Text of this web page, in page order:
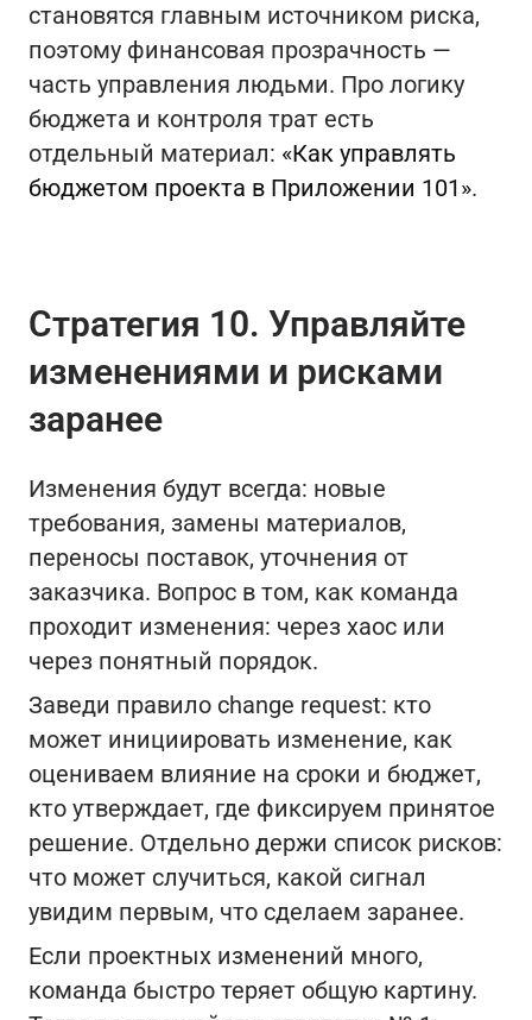
становятся главным источником риска,
поэтому финансовая прозрачность —
часть управления людьми. Про логику
бюджета и контроля трат есть
отдельный материал: «Как управлять
бюджетом проекта в Приложении 101».
Стратегия 10. Управляйте
изменениями и рисками
заранее
Изменения будут всегда: новые
требования, замены материалов,
переносы поставок, уточнения от
заказчика. Вопрос в том, как команда
проходит изменения: через хаос или
через понятный порядок.
Заведи правило change request: кто
может инициировать изменение, как
оцениваем влияние на сроки и бюджет,
кто утверждает, где фиксируем принятое
решение. Отдельно держи список рисков:
что может случиться, какой сигнал
увидим первым, что сделаем заранее.
Если проектных изменений много,
команда быстро теряет общую картину.